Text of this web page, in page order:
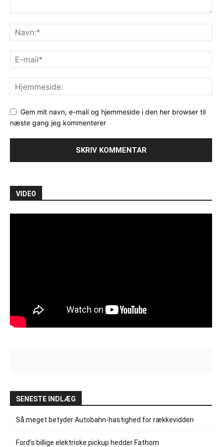
Gem mit navn, e-mail og hjemmeside i den her browser til
næste gang jeg kommenterer
VIDEO
SENESTE INDLÆG
Så meget betyder Autobahn-hastighed for rækkevidden
Ford’s billige elektriske pickup hedder Fathom